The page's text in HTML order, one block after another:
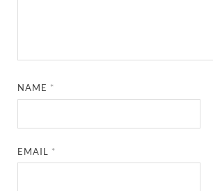
NAME *
EMAIL *